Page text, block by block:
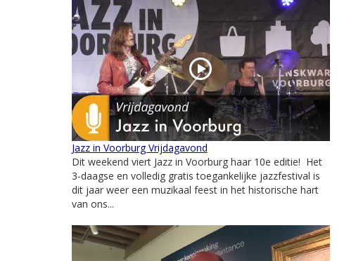
Jazz in Voorburg Vrijdagavond
Dit weekend viert Jazz in Voorburg haar 10e editie! Het
3-daagse en volledig gratis toegankelijke jazzfestival is
dit jaar weer een muzikaal feest in het historische hart
van ons...